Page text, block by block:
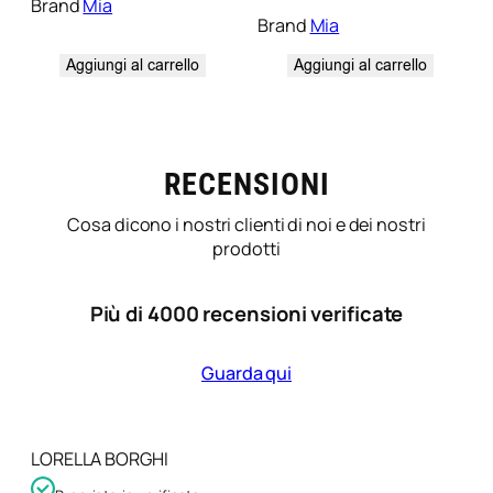
Brand Mia
Aggiungi al carrello
Brand Mia
Aggiungi al carrello
RECENSIONI
Cosa dicono i nostri clienti di noi e dei nostri
prodotti
Più di 4000 recensioni verificate
Guarda qui
LORELLA BORGHI